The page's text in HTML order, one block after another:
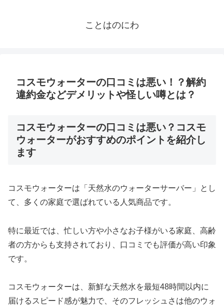
ことはのにわ
コスモウォーターの口コミは悪い！？解約
違約金などデメリットや怪しい噂とは？
コスモウォーターの口コミは悪い？コスモ
ウォーターがおすすめのポイントを紹介し
ます
コスモウォーターは「天然水のウォーターサーバー」とし
て、多くの家庭で選ばれている人気商品です。
特に最近では、忙しい方や小さなお子様がいる家庭、高齢
者の方からも支持されており、口コミでも評価が高い印象
です。
コスモウォーターは、新鮮な天然水を最短48時間以内に
届けるスピード感が魅力で、そのフレッシュさは他のウォ